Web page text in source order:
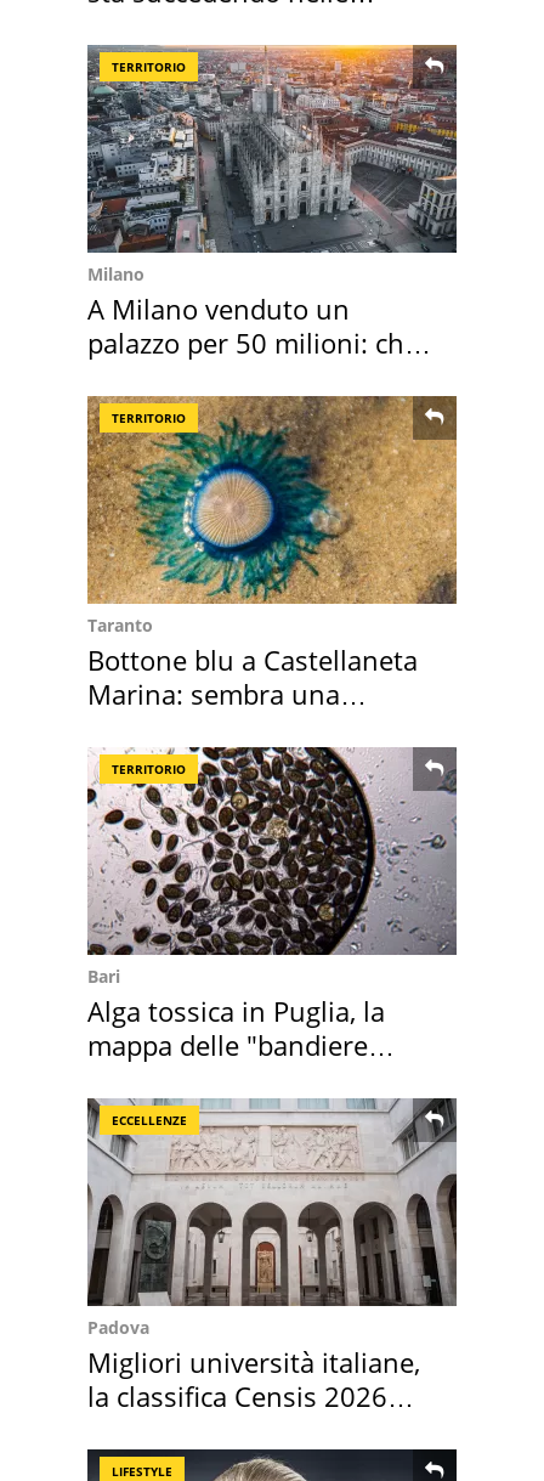
TERRITORIO
Milano
A Milano venduto un
palazzo per 50 milioni: chi
TERRITORIO
Taranto
Bottone blu a Castellaneta
Marina: sembra una
TERRITORIO
Bari
Alga tossica in Puglia, la
mappa delle "bandiere
ECCELLENZE
Padova
Migliori università italiane,
la classifica Censis 2026
LIFESTYLE